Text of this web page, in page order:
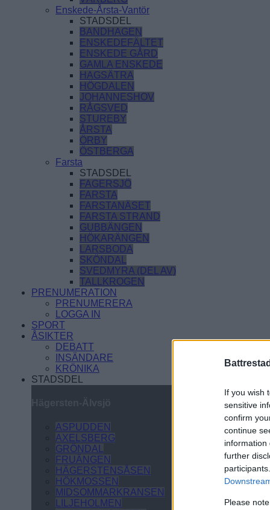
If you wish
sensitive
confirm
continue
information
further
Please
Enskede-Årsta-Vantör
STADSDEL
BANDHAGEN
ENSKEDEFÄLTET
ENSKEDE GÅRD
GAMLA ENSKEDE
HAGSÄTRA
HÖGDALEN
JOHANNESHOV
RÅGSVED
STUREBY
ÅRSTA
ÖRBY
ÖSTBERGA
Farsta
STADSDEL
FAGERSJÖ
FARSTA
FARSTANÄSET
FARSTA STRAND
GUBBÄNGEN
HÖKARÄNGEN
LARSBODA
SKÖNDAL
SVEDMYRA (DEL AV)
TALLKROGEN
PRENUMERATION
PRENUMERERA
LOGGA IN
SPORT
ÅSIKTER
DEBATT
INSÄNDARE
KRÖNIKA
STADSDEL
ASPUDDEN
AXELSBERG
GRÖNDAL
FRUÄNGEN
HÄGERSTENSÅSEN
HÖKMOSSEN
MIDSOMMARKRANSEN
LILJEHOLMEN